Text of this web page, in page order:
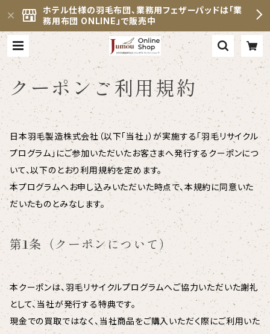
ホテル仕様の羽毛布団、業務用フェザーパッドは「業
務用布団 ONLINE」で販売中
クーポンご利用規約
日本羽毛製造株式会社（以下「当社」）が実施する「羽毛リサイクル
プログラム」にご参加いただいたお客さまへ発行するクーポンにつ
いて、以下のとおり利用規約を定めます。
本プログラムへお申し込みいただいた時点で、本規約に同意いた
だいたものとみなします。
第1条（クーポンについて）
本クーポンは、羽毛リサイクルプログラムへご協力いただいた謝礼
として、当社が発行する特典です。
現金での買取ではなく、当社商品をご購入いただく際にご利用いた